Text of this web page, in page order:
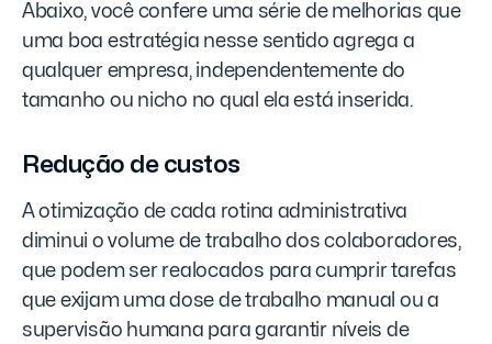
Abaixo, você confere uma série de melhorias que
uma boa estratégia nesse sentido agrega a
qualquer empresa, independentemente do
tamanho ou nicho no qual ela está inserida.
Redução de custos
A otimização de cada rotina administrativa
diminui o volume de trabalho dos colaboradores,
que podem ser realocados para cumprir tarefas
que exijam uma dose de trabalho manual ou a
supervisão humana para garantir níveis de